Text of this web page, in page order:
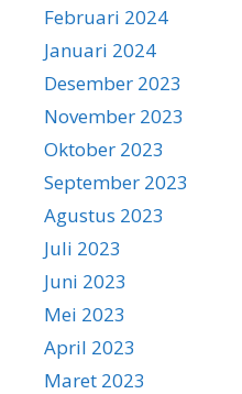
Februari 2024
Januari 2024
Desember 2023
November 2023
Oktober 2023
September 2023
Agustus 2023
Juli 2023
Juni 2023
Mei 2023
April 2023
Maret 2023